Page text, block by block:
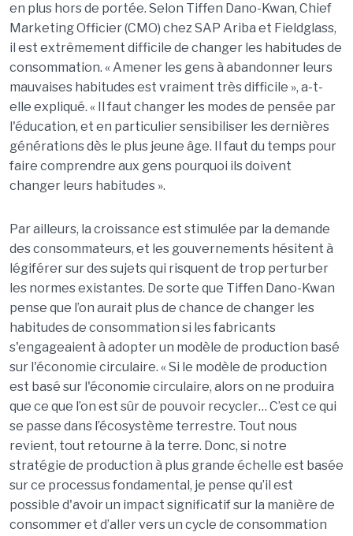
en plus hors de portée. Selon Tiffen Dano-Kwan, Chief
Marketing Officier (CMO) chez SAP Ariba et Fieldglass,
il est extrêmement difficile de changer les habitudes de
consommation. « Amener les gens à abandonner leurs
mauvaises habitudes est vraiment très difficile », a-t-
elle expliqué. « Il faut changer les modes de pensée par
l'éducation, et en particulier sensibiliser les dernières
générations dès le plus jeune âge. Il faut du temps pour
faire comprendre aux gens pourquoi ils doivent
changer leurs habitudes ».
Par ailleurs, la croissance est stimulée par la demande
des consommateurs, et les gouvernements hésitent à
légiférer sur des sujets qui risquent de trop perturber
les normes existantes. De sorte que Tiffen Dano-Kwan
pense que l’on aurait plus de chance de changer les
habitudes de consommation si les fabricants
s'engageaient à adopter un modèle de production basé
sur l'économie circulaire. « Si le modèle de production
est basé sur l'économie circulaire, alors on ne produira
que ce que l’on est sûr de pouvoir recycler… C’est ce qui
se passe dans l’écosystème terrestre. Tout nous
revient, tout retourne à la terre. Donc, si notre
stratégie de production à plus grande échelle est basée
sur ce processus fondamental, je pense qu’il est
possible d'avoir un impact significatif sur la manière de
consommer et d’aller vers un cycle de consommation